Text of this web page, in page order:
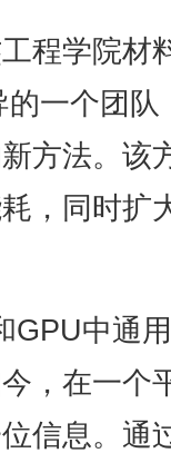
程学院材
的一个团
方法。该
，同时扩
GPU中通
，在一个
信息。通